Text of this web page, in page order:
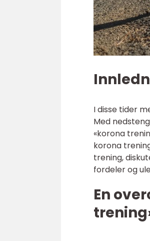
I disse tider
Med
«korona
korona
trening,
fordeler og
En